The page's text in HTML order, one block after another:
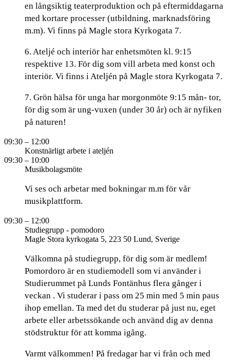
en långsiktig teaterproduktion och på eftermiddagarna
med kortare processer (utbildning, marknadsföring
m.m). Vi finns på Magle stora Kyrkogata 7.
6. Ateljé och interiör har enhetsmöten kl. 9:15
respektive 13. För dig som vill arbeta med konst och
interiör. Vi finns i Ateljén på Magle stora Kyrkogata 7.
7. Grön hälsa för unga har morgonmöte 9:15 mån- tor,
för dig som är ung-vuxen (under 30 år) och är nyfiken
på naturen!
09:30 – 12:00
Konstnärligt arbete i ateljén
09:30 – 10:00
Musikbolagsmöte
Vi ses och arbetar med bokningar m.m för vår
musikplattform.
09:30 – 12:00
Studiegrupp - pomodoro
Magle Stora kyrkogata 5, 223 50 Lund, Sverige
Välkomna på studiegrupp, för dig som är medlem!
Pomordoro är en studiemodell som vi använder i
Studierummet på Lunds Fontänhus flera gånger i
veckan . Vi studerar i pass om 25 min med 5 min paus
ihop emellan. Ta med det du studerar på just nu, eget
arbete eller arbetssökande och använd dig av denna
stödstruktur för att komma igång.
Varmt välkommen! På fredagar har vi från och med